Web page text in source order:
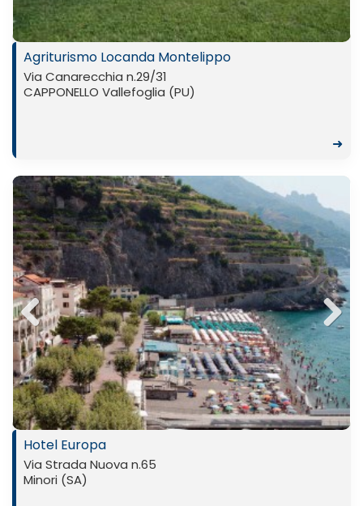
Agriturismo Locanda Montelippo
Via Canarecchia n.29/31
CAPPONELLO Vallefoglia (PU)
➜
Previ
ous
Next
Hotel Europa
Via Strada Nuova n.65
Minori (SA)